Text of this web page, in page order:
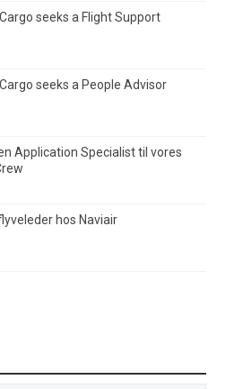
seeks a Flight Support
seeks a People Advisor
Application Specialist til vores
hos Naviair